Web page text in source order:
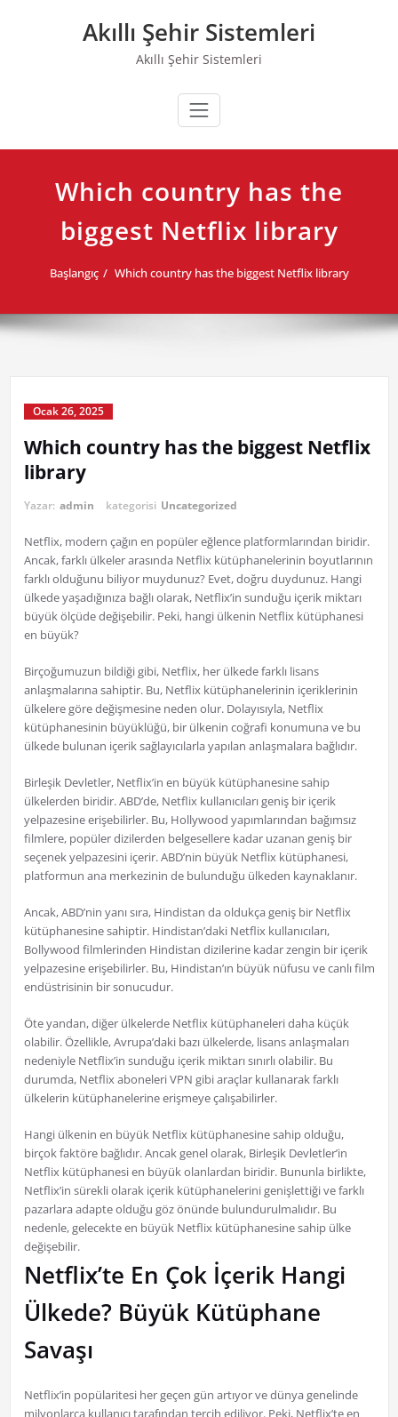
Akıllı Şehir Sistemleri
Akıllı Şehir Sistemleri
Which country has the
biggest Netflix library
Başlangıç Which country has the biggest Netflix library
Ocak 26, 2025
Which country has the biggest Netflix
library
Yazar: admin kategorisi Uncategorized
Netflix, modern çağın en popüler eğlence platformlarından biridir.
Ancak, farklı ülkeler arasında Netflix kütüphanelerinin boyutlarının
farklı olduğunu biliyor muydunuz? Evet, doğru duydunuz. Hangi
ülkede yaşadığınıza bağlı olarak, Netflix’in sunduğu içerik miktarı
büyük ölçüde değişebilir. Peki, hangi ülkenin Netflix kütüphanesi
en büyük?
Birçoğumuzun bildiği gibi, Netflix, her ülkede farklı lisans
anlaşmalarına sahiptir. Bu, Netflix kütüphanelerinin içeriklerinin
ülkelere göre değişmesine neden olur. Dolayısıyla, Netflix
kütüphanesinin büyüklüğü, bir ülkenin coğrafi konumuna ve bu
ülkede bulunan içerik sağlayıcılarla yapılan anlaşmalara bağlıdır.
Birleşik Devletler, Netflix’in en büyük kütüphanesine sahip
ülkelerden biridir. ABD’de, Netflix kullanıcıları geniş bir içerik
yelpazesine erişebilirler. Bu, Hollywood yapımlarından bağımsız
filmlere, popüler dizilerden belgesellere kadar uzanan geniş bir
seçenek yelpazesini içerir. ABD’nin büyük Netflix kütüphanesi,
platformun ana merkezinin de bulunduğu ülkeden kaynaklanır.
Ancak, ABD’nin yanı sıra, Hindistan da oldukça geniş bir Netflix
kütüphanesine sahiptir. Hindistan’daki Netflix kullanıcıları,
Bollywood filmlerinden Hindistan dizilerine kadar zengin bir içerik
yelpazesine erişebilirler. Bu, Hindistan’ın büyük nüfusu ve canlı film
endüstrisinin bir sonucudur.
Öte yandan, diğer ülkelerde Netflix kütüphaneleri daha küçük
olabilir. Özellikle, Avrupa’daki bazı ülkelerde, lisans anlaşmaları
nedeniyle Netflix’in sunduğu içerik miktarı sınırlı olabilir. Bu
durumda, Netflix aboneleri VPN gibi araçlar kullanarak farklı
ülkelerin kütüphanelerine erişmeye çalışabilirler.
Hangi ülkenin en büyük Netflix kütüphanesine sahip olduğu,
birçok faktöre bağlıdır. Ancak genel olarak, Birleşik Devletler’in
Netflix kütüphanesi en büyük olanlardan biridir. Bununla birlikte,
Netflix’in sürekli olarak içerik kütüphanelerini genişlettiği ve farklı
pazarlara adapte olduğu göz önünde bulundurulmalıdır. Bu
nedenle, gelecekte en büyük Netflix kütüphanesine sahip ülke
değişebilir.
Netflix’te En Çok İçerik Hangi
Ülkede? Büyük Kütüphane
Savaşı
Netflix’in popülaritesi her geçen gün artıyor ve dünya genelinde
milyonlarca kullanıcı tarafından tercih ediliyor. Peki, Netflix’te en